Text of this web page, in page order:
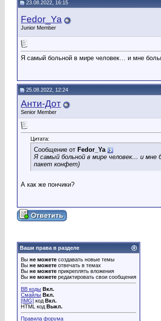
23.08.2022, 16:15
Fedor_Ya
Junior Member
Я самый больной в мире человек… и мне
25.08.2022, 12:24
Анти-Дот
Senior Member
Цитата:
Сообщение от Fedor_Ya
Я самый больной в мире человек… и
пакет конфет)
А как же пончики?
Ваши права в разделе
Вы не можете создавать новые темы
Вы не можете отвечать в темах
Вы не можете прикреплять вложения
Вы не можете редактировать свои сообщения
BB коды Вкл.
Смайлы Вкл.
[IMG] код Вкл.
HTML код Выкл.
Правила форума